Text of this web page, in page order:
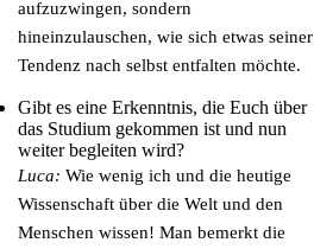
aufzuzwingen, sondern
hineinzulauschen, wie sich etwas seiner
Tendenz nach selbst entfalten möchte.
Gibt es eine Erkenntnis, die Euch über
das Studium gekommen ist und nun
weiter begleiten wird?
Luca: Wie wenig ich und die heutige
Wissenschaft über die Welt und den
Menschen wissen! Man bemerkt die